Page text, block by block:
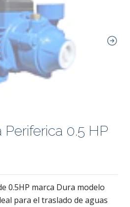
0.5 HP
0.5HP marca Dura modelo
para el traslado de aguas